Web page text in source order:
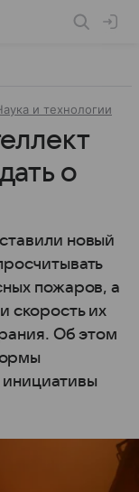
и технологии
о
новый
пожаров, а
скорость их
Об этом
инициативы